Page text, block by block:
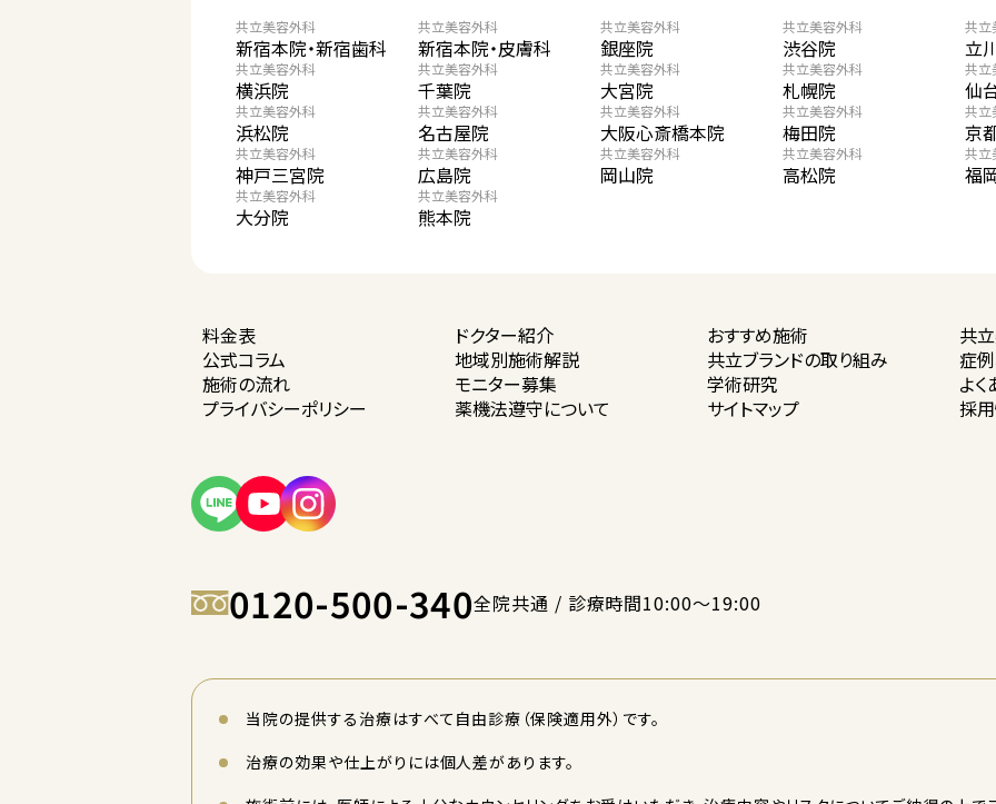
共立美容外科
新宿本院・新宿歯科
共立美容外科
新宿本院・皮膚科
共立美容外科
銀座院
共立美容外科
渋谷院
共立
立
共立美容外科
横浜院
共立美容外科
千葉院
共立美容外科
大宮院
共立美容外科
札幌院
共立
仙
共立美容外科
浜松院
共立美容外科
名古屋院
共立美容外科
大阪心斎橋本院
共立美容外科
梅田院
共立
京
共立美容外科
神戸三宮院
共立美容外科
広島院
共立美容外科
岡山院
共立美容外科
高松院
共立
福
共立美容外科
大分院
共立美容外科
熊本院
料金表 ドクター紹介 おすすめ施術
共
公式コラム
地域別施術解説 共立ブランドの取り組み
症
施術の流れ
モニター募集 学術研究
よ
プライバシーポリシー 薬機法遵守について サイトマップ 採
0120-500-340全院共通 / 診療時間10:00〜19:00
当院の提供する治療はすべて自由診療（保険適用外）です。
治療の効果や仕上がりには個人差があります。